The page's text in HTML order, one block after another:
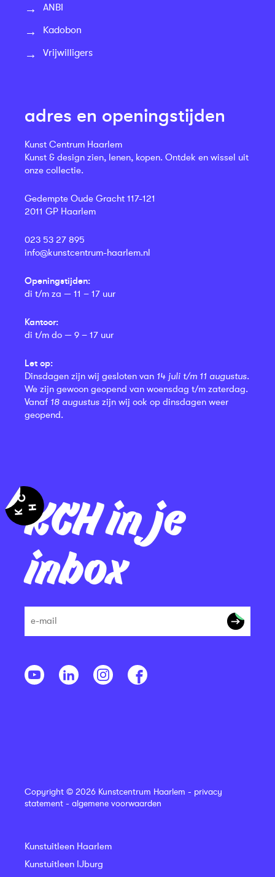
KCH in je
inbox
ANBI
Kadobon
Vrijwilligers
adres en openingstijden
Kunst Centrum Haarlem
Kunst & design zien, lenen, kopen. Ontdek en wissel uit
onze collectie.
Gedempte Oude Gracht 117-121
2011 GP Haarlem
023 53 27 895
info@kunstcentrum-haarlem.nl
Openingstijden:
di t/m za — 11 – 17 uur
Kantoor:
di t/m do — 9 – 17 uur
Let op:
Dinsdagen zijn wij gesloten van 14 juli t/m 11 augustus.
We zijn gewoon geopend van woensdag t/m zaterdag.
Vanaf 18 augustus zijn wij ook op dinsdagen weer
geopend.
Copyright © 2026 Kunstcentrum Haarlem - privacy
statement - algemene voorwaarden
Kunstuitleen Haarlem
Kunstuitleen IJburg